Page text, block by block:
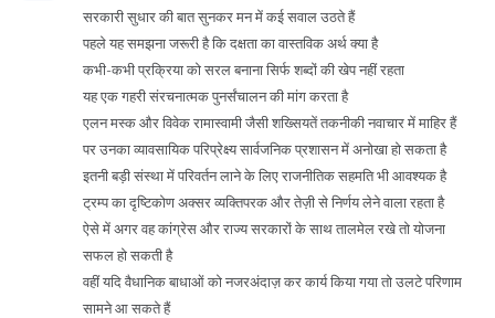
सरकारी सुधार की बात सुनकर मन में कई सवाल उठते हैं
पहले यह समझना जरूरी है कि दक्षता का वास्तविक अर्थ क्या है
कभी-कभी प्रक्रिया को सरल बनाना सिर्फ शब्दों की खेप नहीं रहता
यह एक गहरी संरचनात्मक पुनर्संचालन की मांग करता है
एलन मस्क और विवेक रामास्वामी जैसी शख्सियतें तकनीकी नवाचार में माहिर हैं
पर उनका व्यावसायिक परिप्रेक्ष्य सार्वजनिक प्रशासन में अनोखा हो सकता है
इतनी बड़ी संस्था में परिवर्तन लाने के लिए राजनीतिक सहमति भी आवश्यक है
ट्रम्प का दृष्टिकोण अक्सर व्यक्तिपरक और तेज़ी से निर्णय लेने वाला रहता है
ऐसे में अगर वह कांग्रेस और राज्य सरकारों के साथ तालमेल रखे तो योजना
सफल हो सकती है
वहीं यदि वैधानिक बाधाओं को नजरअंदाज़ कर कार्य किया गया तो उलटे परिणाम
सामने आ सकते हैं